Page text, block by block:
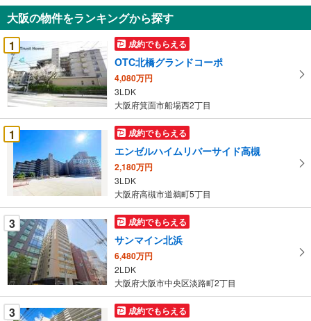
知
を
受
け
取
る
・
条
件
を
マ
イ
ペ
ー
ジ
に
保
存
す
る
大阪の物件をランキングから探す
1
成約でもらえる
OTC北橋グランドコーポ
4,080万円
3LDK
大阪府箕面市船場西2丁目
1 成約でもらえる
エンゼルハイムリバーサイド高槻
2,180万円
3LDK
大阪府高槻市道鵜町5丁目
3 成約でもらえる
サンマイン北浜
6,480万円
2LDK
大阪府大阪市中央区淡路町2丁目
3 成約でもらえる